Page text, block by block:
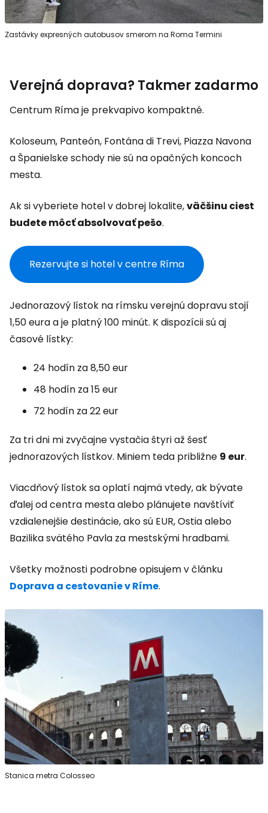
Zastávky expresných autobusov smerom na Roma Termini
Verejná doprava? Takmer zadarmo
Centrum Ríma je prekvapivo kompaktné.
Koloseum, Panteón, Fontána di Trevi, Piazza Navona
a Španielske schody nie sú na opačných koncoch
mesta.
Ak si vyberiete hotel v dobrej lokalite,väčšinu ciest
budete môcť absolvovať pešo.
Rezervujte si hotel v centre Ríma
Jednorazový lístok na rímsku verejnú dopravu stojí
1,50 eura a je platný 100 minút. K dispozícii sú aj
časové lístky:
24 hodín za 8,50 eur
48 hodín za 15 eur
72 hodín za 22 eur
Za tri dni mi zvyčajne vystačia štyri až šesť
jednorazových lístkov. Miniem teda približne 9 eur.
Viacdňový lístok sa oplatí najmä vtedy, ak bývate
ďalej od centra mesta alebo plánujete navštíviť
vzdialenejšie destinácie, ako sú EUR, Ostia alebo
Bazilika svätého Pavla za mestskými hradbami.
Všetky možnosti podrobne opisujem v článku
Doprava a cestovanie v Ríme.
Stanica metra Colosseo